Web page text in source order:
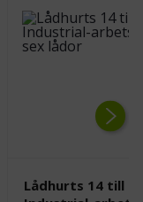
Lådhurts 14 till